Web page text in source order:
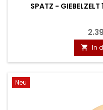
SPATZ -
 In
Neu